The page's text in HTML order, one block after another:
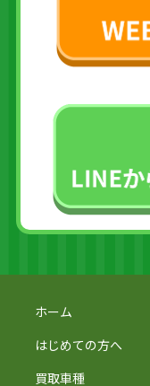
ホーム
はじめての方へ
買取車種